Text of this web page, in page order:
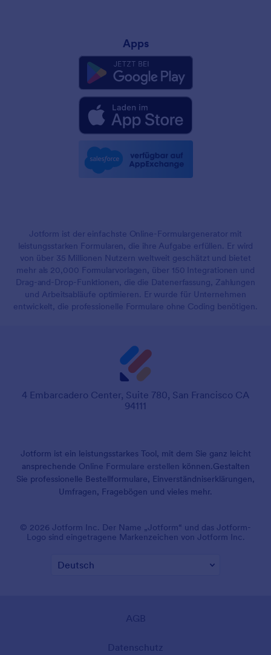
Apps
Jotform ist der einfachste Online-Formulargenerator mit
leistungsstarken Formularen, die ihre Aufgabe erfüllen. Er wird
von über 35 Millionen Nutzern weltweit geschätzt und bietet
mehr als 20,000 Formularvorlagen, über 150 Integrationen und
Drag-and-Drop-Funktionen, die die Datenerfassung, Zahlungen
und Arbeitsabläufe optimieren. Er wurde für Unternehmen
entwickelt, die professionelle Formulare ohne Coding benötigen.
4 Embarcadero Center, Suite 780, San Francisco CA
94111
Jotform ist ein leistungsstarkes Tool, mit dem Sie ganz leicht
ansprechende Online Formulare erstellen können.Gestalten
Sie professionelle Bestellformulare, Einverständniserklärungen,
Umfragen, Fragebögen und vieles mehr.
© 2026 Jotform Inc. Der Name „Jotform“ und das Jotform-
Logo sind eingetragene Markenzeichen von Jotform Inc.
AGB
Datenschutz